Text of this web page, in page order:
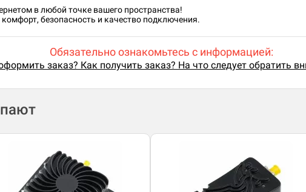
в любой точке вашего пространства!
безопасность и качество подключения.
Обязательно ознакомьтесь с информацией:
заказ? Как получить заказ? На что следует обратить